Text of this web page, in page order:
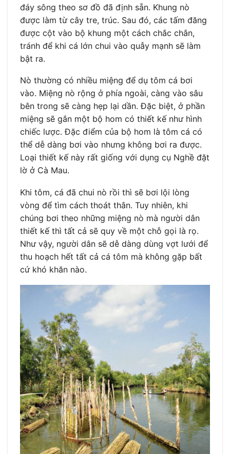
đáy sông theo sơ đồ đã định sẵn. Khung nò
được làm từ cây tre, trúc. Sau đó, các tấm đăng
được cột vào bộ khung một cách chắc chắn,
tránh để khi cá lớn chui vào quẫy mạnh sẽ làm
bật ra.
Nò thường có nhiều miệng để dụ tôm cá bơi
vào. Miệng nò rộng ở phía ngoài, càng vào sâu
bên trong sẽ càng hẹp lại dần. Đặc biệt, ở phần
miệng sẽ gắn một bộ hom có thiết kế như hình
chiếc lược. Đặc điểm của bộ hom là tôm cá có
thể dễ dàng bơi vào nhưng không bơi ra được.
Loại thiết kế này rất giống với dụng cụ Nghề đặt
lờ ở Cà Mau.
Khi tôm, cá đã chui nò rồi thì sẽ bơi lội lòng
vòng để tìm cách thoát thân. Tuy nhiên, khi
chúng bơi theo những miệng nò mà người dân
thiết kế thì tất cả sẽ quy về một chỗ gọi là rọ.
Như vậy, người dân sẽ dễ dàng dùng vợt lưới để
thu hoạch hết tất cả cá tôm mà không gặp bất
cứ khó khăn nào.